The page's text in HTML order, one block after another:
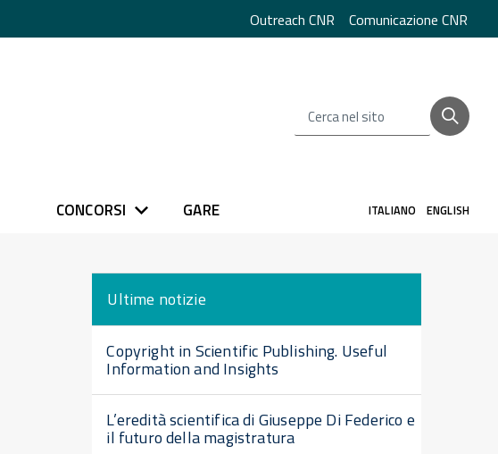
Outreach CNR Comunicazione CNR
Cerca nel sito
CONCORSI GARE ITALIANO ENGLISH
Ultime notizie
Copyright in Scientific Publishing. Useful
Information and Insights
L’eredità scientifica di Giuseppe Di Federico e
il futuro della magistratura